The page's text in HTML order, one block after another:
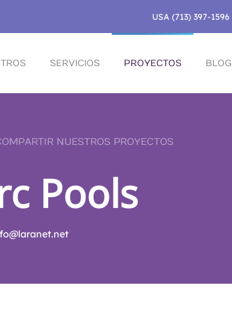
USA (713) 397-1596
SERVICIOS PROYECTOS BLOG
NUESTROS PROYECTOS
Pools